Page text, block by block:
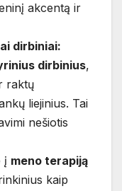
akcentą ir
dirbiniai:
dirbinius,
raktų
liejinius. Tai
nešiotis
į meno terapiją
kaip